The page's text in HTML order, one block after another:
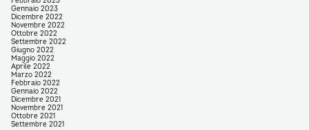
Gennaio 2023
Dicembre 2022
Novembre 2022
Ottobre 2022
Settembre 2022
Giugno 2022
Maggio 2022
Aprile 2022
Marzo 2022
Febbraio 2022
Gennaio 2022
Dicembre 2021
Novembre 2021
Ottobre 2021
Settembre 2021